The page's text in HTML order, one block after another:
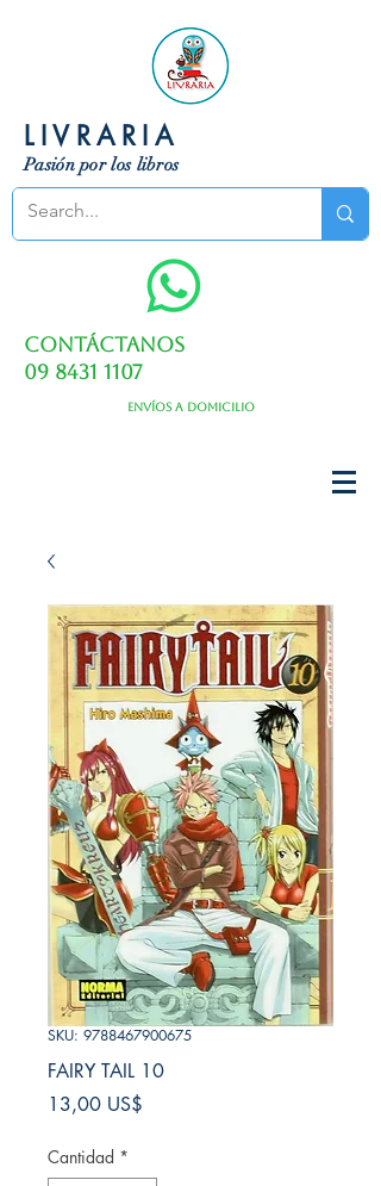
LIVRARIA
Pasión por los libros
Contáctanos
09 8431 1107
Envíos a domicilio
SKU: 9788467900675
FAIRY TAIL 10
13,00 US$
Cantidad *